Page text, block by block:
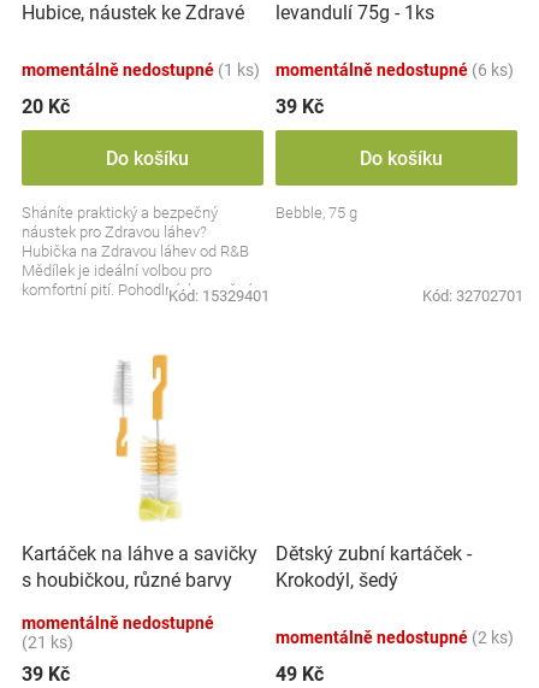
u
t
ů
Hubice, náustek ke Zdravé
momentálně nedostupné (1 ks)
20 Kč
Do košíku
Sháníte praktický a bezpečný
náustek pro Zdravou láhev?
Hubička na Zdravou láhev od R&B
Mědílek je ideální volbou pro
komfortní pití. Pohodlná, bezpečná
Kód: 15329401
levandulí 75g - 1ks
momentálně nedostupné (6 ks)
39 Kč
Do košíku
Bebble, 75 g
Kód: 32702701
Kartáček na láhve a savičky
s houbičkou, různé barvy
momentálně nedostupné
(21 ks)
39 Kč
Dětský zubní kartáček -
Krokodýl, šedý
momentálně nedostupné (2 ks)
49 Kč